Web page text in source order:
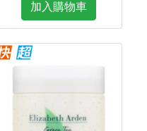
加入購物車